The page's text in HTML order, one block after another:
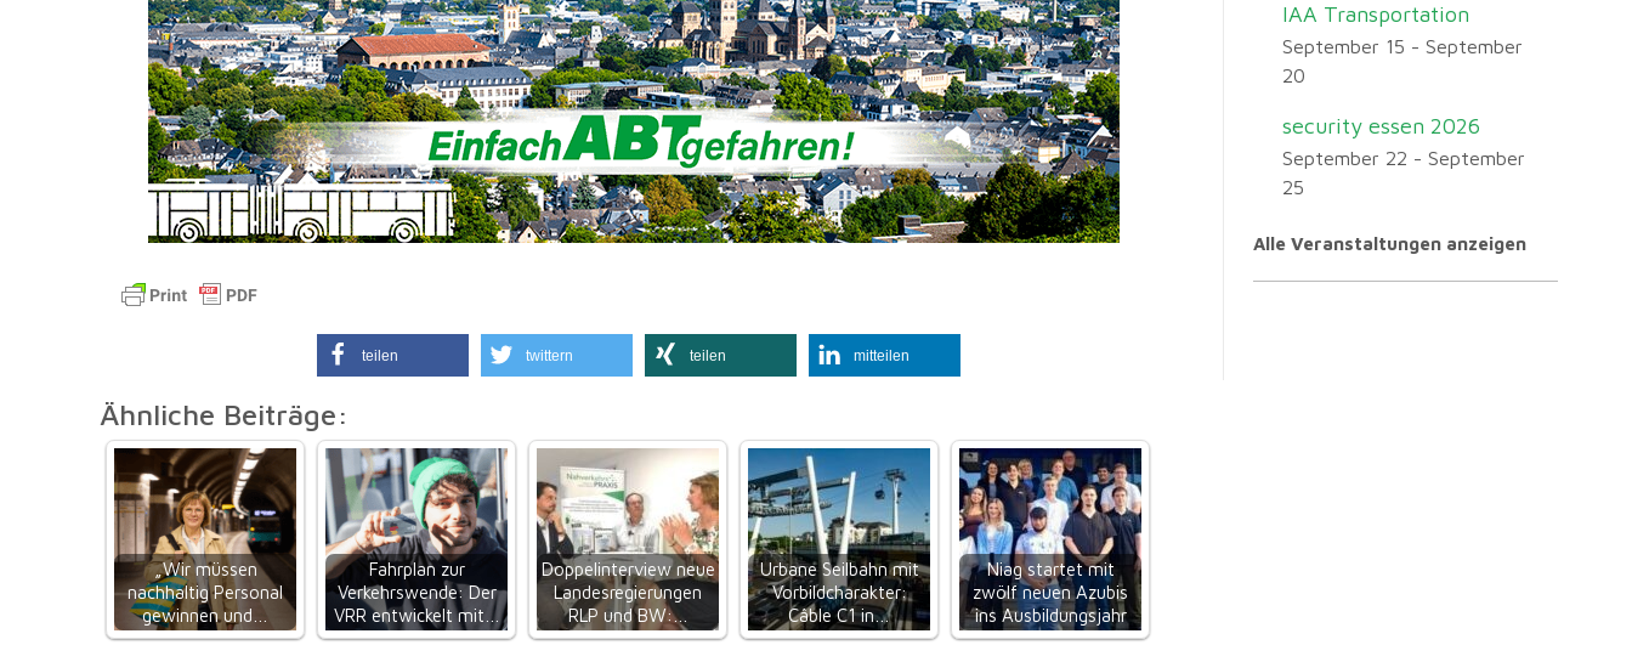
teilen twittern teilen mitteilen
Ähnliche Beiträge:
„Wir müssen
nachhaltig Personal
gewinnen und…
Fahrplan zur
Verkehrswende: Der
VRR entwickelt mit…
Doppelinterview neue
Landesregierungen
RLP und BW:…
Urbane Seilbahn mit
Vorbildcharakter:
Câble C1 in…
Niag startet mit
zwölf neuen Azubis
ins Ausbildungsjahr
IAA Transportation
September 15 - September
20
security essen 2026
September 22 - September
25
Alle Veranstaltungen anzeigen